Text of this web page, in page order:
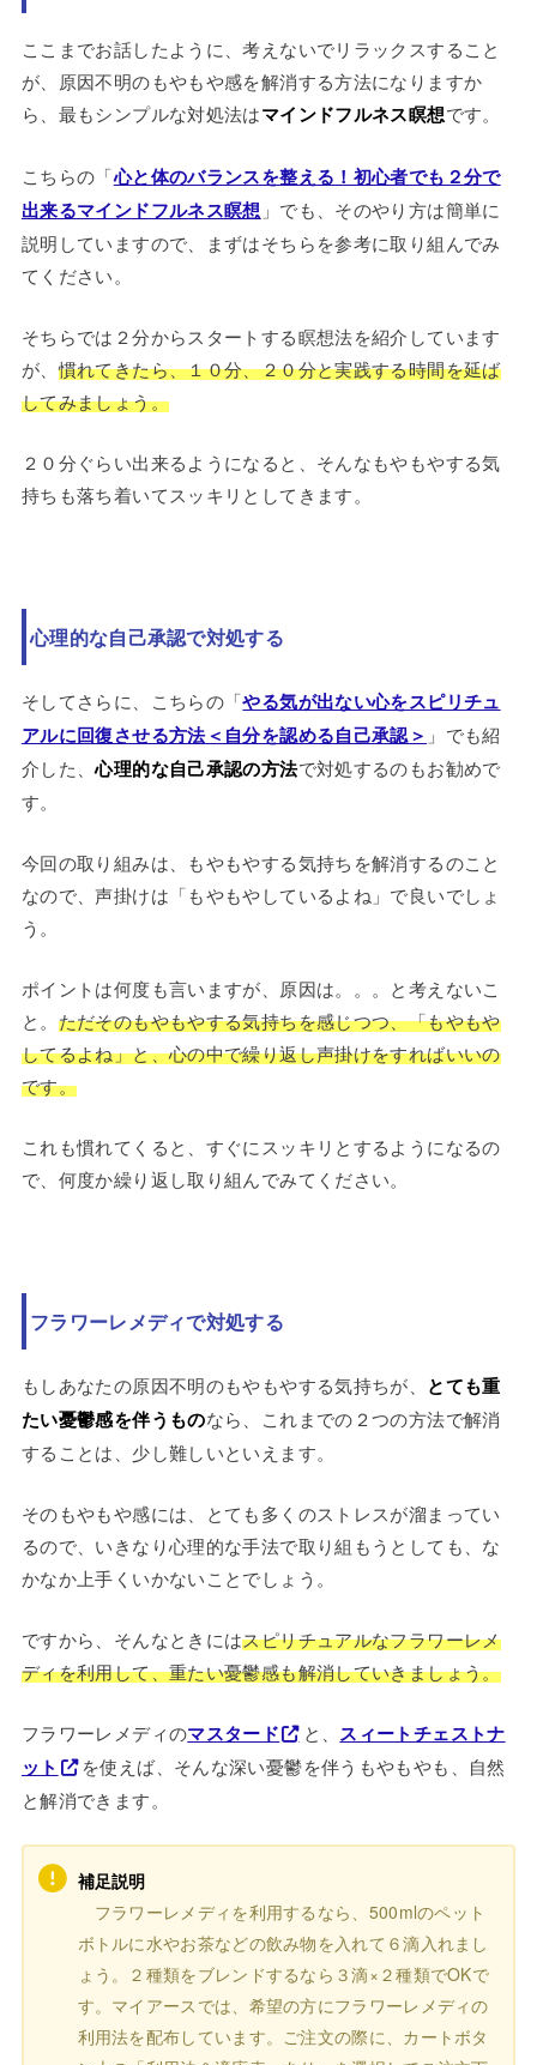
ここまでお話したように、考えないでリラックスすること
が、原因不明のもやもや感を解消する方法になりますか
ら、最もシンプルな対処法はマインドフルネス瞑想です。
こちらの「心と体のバランスを整える！初心者でも２分で
出来るマインドフルネス瞑想 」でも、そのやり方は簡単に
説明していますので、まずはそちらを参考に取り組んでみ
てください。
そちらでは２分からスタートする瞑想法を紹介しています
が、慣れてきたら、１０分、２０分と実践する時間を延ば
してみましょう。
２０分ぐらい出来るようになると、そんなもやもやする気
持ちも落ち着いてスッキリとしてきます。
心理的な自己承認で対処する
そしてさらに、こちらの「やる気が出ない心をスピリチュ
アルに回復させる方法＜自分を認める自己承認＞ 」でも紹
介した、心理的な自己承認の方法で対処するのもお勧めで
す。
今回の取り組みは、もやもやする気持ちを解消するのこと
なので、声掛けは「もやもやしているよね」で良いでしょ
う。
ポイントは何度も言いますが、原因は。。。と考えないこ
と。 ただそのもやもやする気持ちを感じつつ、「もやもや
してるよね」と、心の中で繰り返し声掛けをすればいいの
です。
これも慣れてくると、すぐにスッキリとするようになるの
で、何度か繰り返し取り組んでみてください。
フラワーレメディで対処する
もしあなたの原因不明のもやもやする気持ちが、 とても重
たい憂鬱感を伴うものなら、これまでの２つの方法で解消
することは、少し難しいといえます。
そのもやもや感には、とても多くのストレスが溜まってい
るので、いきなり心理的な手法で取り組もうとしても、な
かなか上手くいかないことでしょう。
ですから、そんなときにはスピリチュアルなフラワーレメ
ディを利用して、重たい憂鬱感も解消していきましょう。
フラワーレメディのマスタード と、 スィートチェストナ
ット
を使えば、そんな深い憂鬱を伴うもやもやも、自然
と解消できます。
補足説明
フラワーレメディを利用するなら、500mlのペット
ボトルに水やお茶などの飲み物を入れて６滴入れまし
ょう。２種類をブレンドするなら３滴×２種類でOKで
す。マイアースでは、希望の方にフラワーレメディの
利用法を配布しています。ご注文の際に、カートボタ